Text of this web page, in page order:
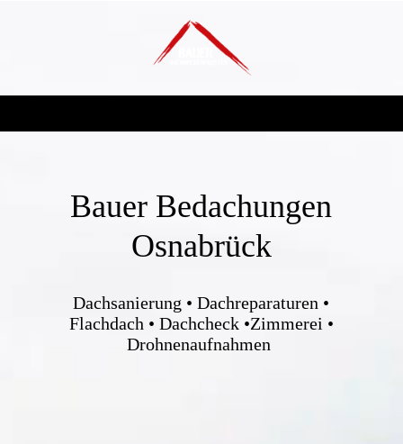
Bauer Bedachungen
Osnabrück
Dachsanierung • Dachreparaturen •
Flachdach • Dachcheck •Zimmerei •
Drohnenaufnahmen